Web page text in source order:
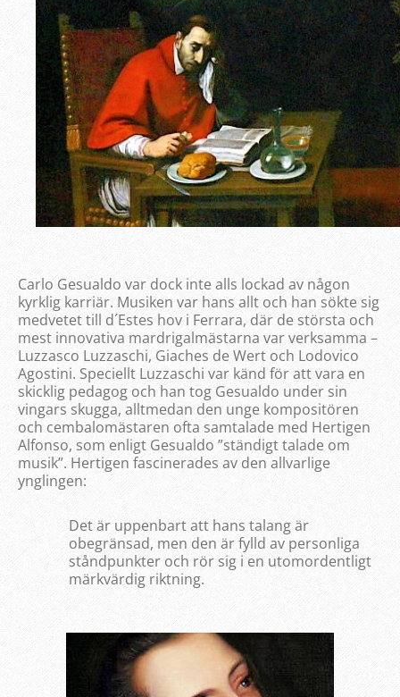
Carlo Gesualdo var dock inte alls lockad av någon
kyrklig karriär. Musiken var hans allt och han sökte sig
medvetet till d´Estes hov i Ferrara, där de största och
mest innovativa mardrigalmästarna var verksamma –
Luzzasco Luzzaschi, Giaches de Wert och Lodovico
Agostini. Speciellt Luzzaschi var känd för att vara en
skicklig pedagog och han tog Gesualdo under sin
vingars skugga, alltmedan den unge kompositören
och cembalomästaren ofta samtalade med Hertigen
Alfonso, som enligt Gesualdo ”ständigt talade om
musik”. Hertigen fascinerades av den allvarlige
ynglingen:
Det är uppenbart att hans talang är
obegränsad, men den är fylld av personliga
ståndpunkter och rör sig i en utomordentligt
märkvärdig riktning.